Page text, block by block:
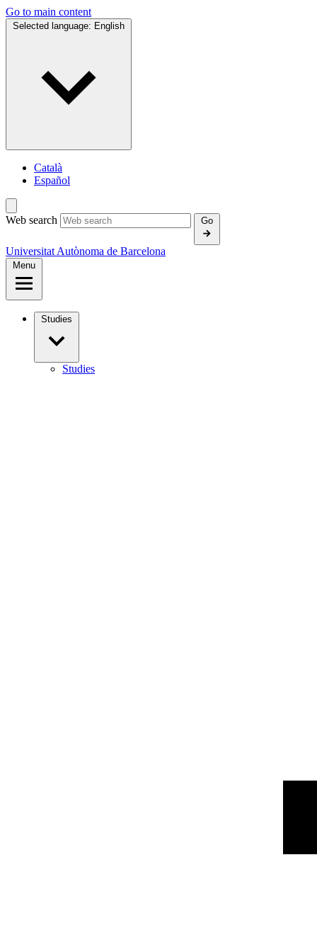
Go to main content
Selected language: English
Català
Español
Web search Go
Universitat Autònoma de Barcelona
Menu
Studies
Studies